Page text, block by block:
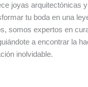
joyas arquitectónicas
tu boda en una
somos expertos en
a encontrar la
inolvidable.